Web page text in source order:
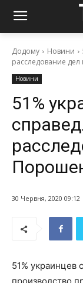
Додому Новини
расследование
Новини
51%
30 Червня, 2020 09:12
51% украинцев